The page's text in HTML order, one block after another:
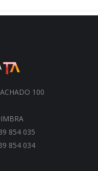
100
854 035
854 034